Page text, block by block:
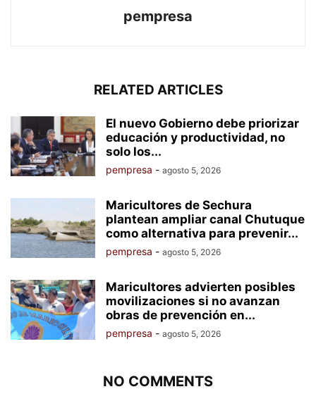
pempresa
RELATED ARTICLES
El nuevo Gobierno debe priorizar
educación y productividad, no
solo los...
pempresa - agosto 5, 2026
Maricultores de Sechura
plantean ampliar canal Chutuque
como alternativa para prevenir...
pempresa - agosto 5, 2026
Maricultores advierten posibles
movilizaciones si no avanzan
obras de prevención en...
pempresa - agosto 5, 2026
NO COMMENTS